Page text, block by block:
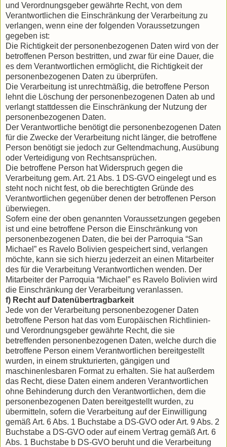
und Verordnungsgeber gewährte Recht, von dem
Verantwortlichen die Einschränkung der Verarbeitung zu
verlangen, wenn eine der folgenden Voraussetzungen
gegeben ist:
Die Richtigkeit der personenbezogenen Daten wird von der
betroffenen Person bestritten, und zwar für eine Dauer, die
es dem Verantwortlichen ermöglicht, die Richtigkeit der
personenbezogenen Daten zu überprüfen.
Die Verarbeitung ist unrechtmäßig, die betroffene Person
lehnt die Löschung der personenbezogenen Daten ab und
verlangt stattdessen die Einschränkung der Nutzung der
personenbezogenen Daten.
Der Verantwortliche benötigt die personenbezogenen Daten
für die Zwecke der Verarbeitung nicht länger, die betroffene
Person benötigt sie jedoch zur Geltendmachung, Ausübung
oder Verteidigung von Rechtsansprüchen.
Die betroffene Person hat Widerspruch gegen die
Verarbeitung gem. Art. 21 Abs. 1 DS-GVO eingelegt und es
steht noch nicht fest, ob die berechtigten Gründe des
Verantwortlichen gegenüber denen der betroffenen Person
überwiegen.
Sofern eine der oben genannten Voraussetzungen gegeben
ist und eine betroffene Person die Einschränkung von
personenbezogenen Daten, die bei der Parroquia “San
Michael” es Ravelo Bolivien gespeichert sind, verlangen
möchte, kann sie sich hierzu jederzeit an einen Mitarbeiter
des für die Verarbeitung Verantwortlichen wenden. Der
Mitarbeiter der Parroquia “Michael” es Ravelo Bolivien wird
die Einschränkung der Verarbeitung veranlassen.
f) Recht auf Datenübertragbarkeit
Jede von der Verarbeitung personenbezogener Daten
betroffene Person hat das vom Europäischen Richtlinien-
und Verordnungsgeber gewährte Recht, die sie
betreffenden personenbezogenen Daten, welche durch die
betroffene Person einem Verantwortlichen bereitgestellt
wurden, in einem strukturierten, gängigen und
maschinenlesbaren Format zu erhalten. Sie hat außerdem
das Recht, diese Daten einem anderen Verantwortlichen
ohne Behinderung durch den Verantwortlichen, dem die
personenbezogenen Daten bereitgestellt wurden, zu
übermitteln, sofern die Verarbeitung auf der Einwilligung
gemäß Art. 6 Abs. 1 Buchstabe a DS-GVO oder Art. 9 Abs. 2
Buchstabe a DS-GVO oder auf einem Vertrag gemäß Art. 6
Abs. 1 Buchstabe b DS-GVO beruht und die Verarbeitung